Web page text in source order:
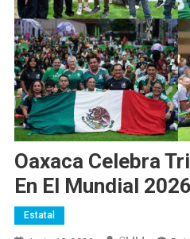
Oaxaca Celebra
En El Mundial 2026
Estatal